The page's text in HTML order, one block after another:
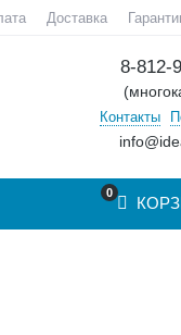
Доставка
8-812-
Контакты
0